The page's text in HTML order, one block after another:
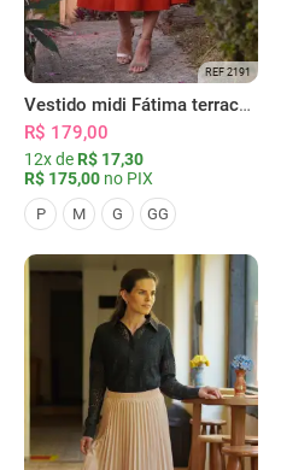
REF 2191
Vestido midi Fátima terracota
R$ 179,00
12x de R$ 17,30
R$ 175,00 no PIX
P M G GG